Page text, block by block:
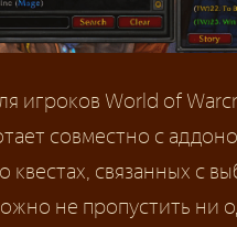
игроков World of
совместно с
связанных с
не пропустить ни